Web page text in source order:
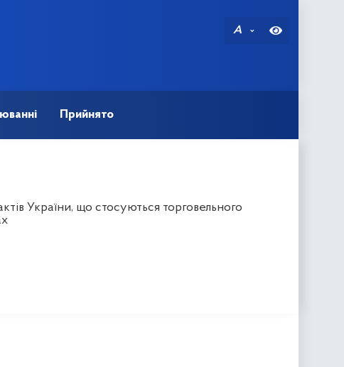
A
Прийнято
України, що стосуються торговельного